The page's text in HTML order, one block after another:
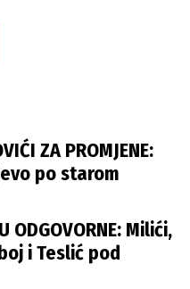
ZA PROMJENE:
po starom
ODGOVORNE: Milići,
i Teslić pod